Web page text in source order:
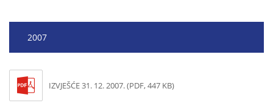
2007
IZVJEŠĆE 31. 12. 2007. (PDF, 447 KB)